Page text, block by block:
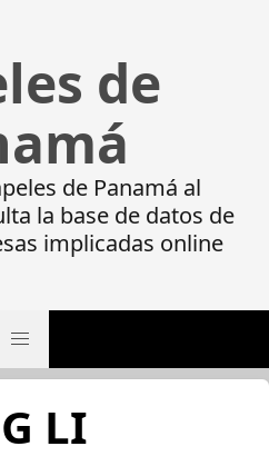
de
de Panamá al
la base de datos de
implicadas online
LI